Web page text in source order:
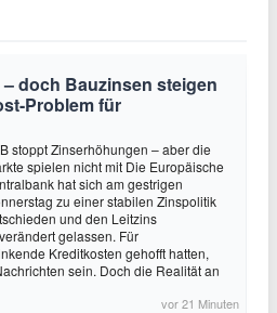
doch Bauzinsen steigen
Problem für
stoppt Zinserhöhungen – aber die
spielen nicht mit Die Europäische
hat sich am gestrigen
zu einer stabilen Zinspolitik
und den Leitzins
gelassen. Für
Kreditkosten gehofft hatten,
sein. Doch die Realität an
vor 21 Minuten